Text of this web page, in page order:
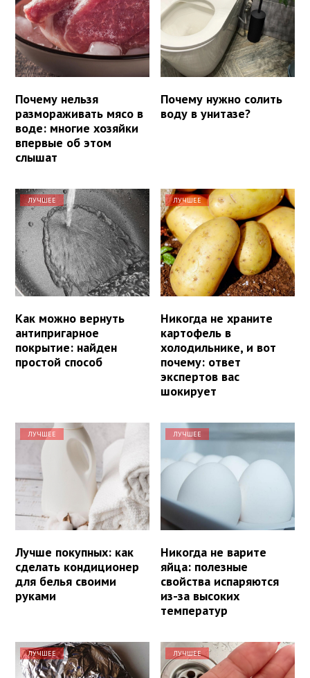
Почему нельзя
размораживать мясо в
воде: многие хозяйки
впервые об этом
слышат
Почему нужно солить
воду в унитазе?
ЛУЧШЕЕ
Как можно вернуть
антипригарное
покрытие: найден
простой способ
ЛУЧШЕЕ
Никогда не храните
картофель в
холодильнике, и вот
почему: ответ
экспертов вас
шокирует
ЛУЧШЕЕ
Лучше покупных: как
сделать кондиционер
для белья своими
руками
ЛУЧШЕЕ
Никогда не варите
яйца: полезные
свойства испаряются
из-за высоких
температур
ЛУЧШЕЕ ЛУЧШЕЕ